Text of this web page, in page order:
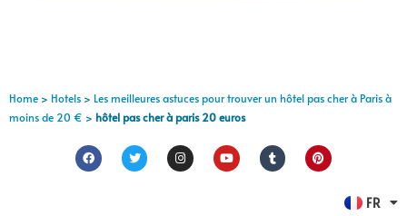
Home > Hotels > Les meilleures astuces pour trouver un hôtel pas cher à Paris à
moins de 20 € > hôtel pas cher à paris 20 euros
FR
ES